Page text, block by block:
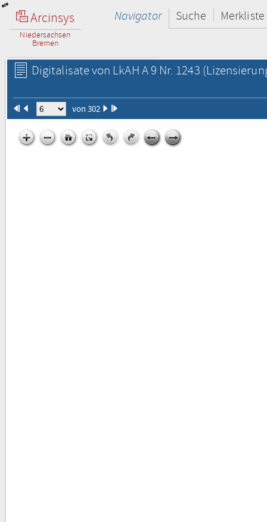
Arcinsys
Niedersachsen
Bremen
Navigator Suche Merkliste
Digitalisate von LkAH A 9 Nr. 1243
von 302